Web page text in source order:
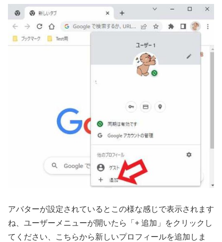
アバターが設定されているとこの様な感じで表示されます
ね、ユーザーメニューが開いたら「+ 追加」をクリックし
てください、こちらから新しいプロフィールを追加しま